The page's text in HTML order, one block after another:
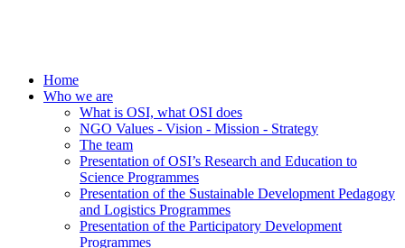
Home
Who we are
What is OSI, what OSI does
NGO Values - Vision - Mission - Strategy
The team
Presentation of OSI’s Research and Education to
Science Programmes
Presentation of the Sustainable Development Pedagogy
and Logistics Programmes
Presentation of the Participatory Development
Programmes